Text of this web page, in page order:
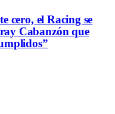
cero, el Racing se
Cabanzón que